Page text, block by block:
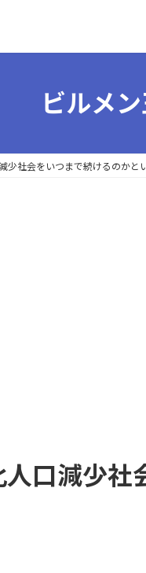
ビルメ
少社会をいつまで続けるのかと
口減少